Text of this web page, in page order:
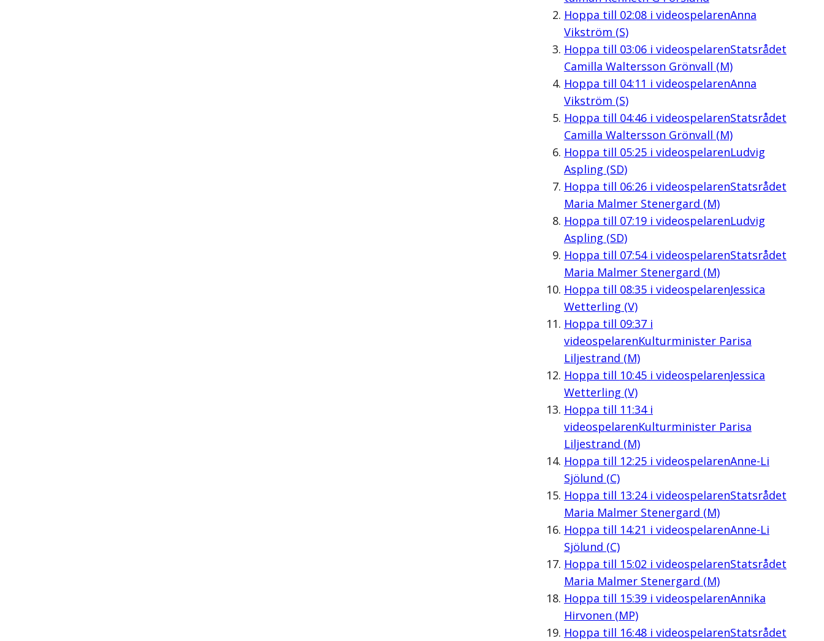
Hoppa till 02:08i videospelarenAnna
Vikström (S)
Hoppa till 03:06i videospelarenStatsrådet
Camilla Waltersson Grönvall (M)
Hoppa till 04:11 i videospelarenAnna
Vikström (S)
Hoppa till 04:46i videospelarenStatsrådet
Camilla Waltersson Grönvall (M)
Hoppa till 05:25i videospelarenLudvig
Aspling (SD)
Hoppa till 06:26i videospelarenStatsrådet
Maria Malmer Stenergard (M)
Hoppa till 07:19i videospelarenLudvig
Aspling (SD)
Hoppa till 07:54i videospelarenStatsrådet
Maria Malmer Stenergard (M)
Hoppa till 08:35i videospelarenJessica
Wetterling (V)
Hoppa till 09:37i
videospelarenKulturminister Parisa
Liljestrand (M)
Hoppa till 10:45i videospelarenJessica
Wetterling (V)
Hoppa till 11:34i
videospelarenKulturminister Parisa
Liljestrand (M)
Hoppa till 12:25i videospelarenAnne-Li
Sjölund (C)
Hoppa till 13:24i videospelarenStatsrådet
Maria Malmer Stenergard (M)
Hoppa till 14:21 i videospelarenAnne-Li
Sjölund (C)
Hoppa till 15:02 i videospelarenStatsrådet
Maria Malmer Stenergard (M)
Hoppa till 15:39i videospelarenAnnika
Hirvonen (MP)
Hoppa till 16:48i videospelarenStatsrådet